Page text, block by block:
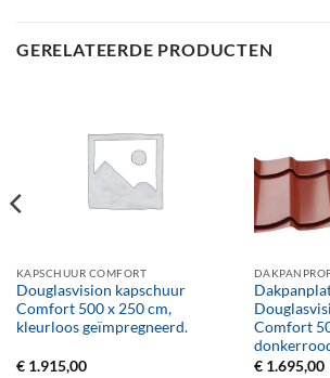
GERELATEERDE PRODUCTEN
KAPSCHUUR COMFORT
Douglasvision kapschuur
Comfort 500 x 250 cm,
kleurloos geïmpregneerd.
€1.915,00
Comfort
€1.695,00